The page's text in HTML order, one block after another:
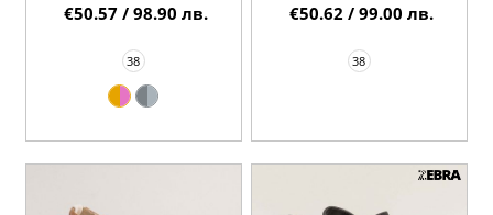
38
€50.57 / 98.90 лв.
38
€50.62 / 99.00 лв.